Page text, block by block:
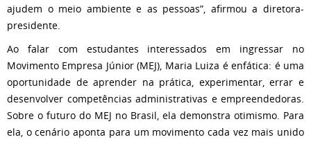
ajudem o meio ambiente e as pessoas”, afirmou a diretora-
presidente.
Ao falar com estudantes interessados em ingressar no
Movimento Empresa Júnior (MEJ), Maria Luiza é enfática: é uma
oportunidade de aprender na prática, experimentar, errar e
desenvolver competências administrativas e empreendedoras.
Sobre o futuro do MEJ no Brasil, ela demonstra otimismo. Para
ela, o cenário aponta para um movimento cada vez mais unido